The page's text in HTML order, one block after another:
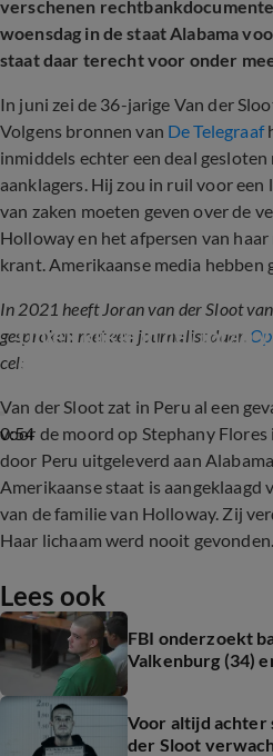
verschenen
woensdag in de staat Alabama
staat daar terecht voor onder
In juni zei de 36-jarige Van der
Volgens bronnen van De Telegraaf
inmiddels echter een deal
aanklagers. Hij zou in ruil voor
van zaken moeten geven over de
Holloway en het afpersen van
krant. Amerikaanse media hebben
In 2021 heeft Joran van der Sloot
gesproken met een journalist daar.
cel:
0:54
Uniek kijkje in cel Joran
op aarde'
Van der Sloot zat in Peru al een
voor de moord op Stephany
door Peru uitgeleverd aan
Amerikaanse staat is aangeklaagd
van de familie van Holloway. Zij
Haar lichaam werd nooit gevonden.
Lees ook
FBI onderzoekt
Valkenburg (34)
Voor altijd achter
der Sloot